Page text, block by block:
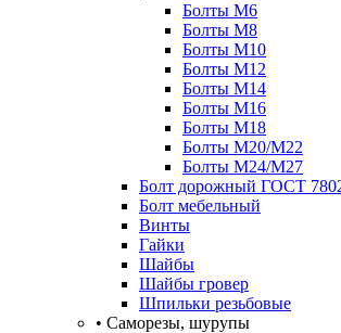
Болты М6
Болты М8
Болты М10
Болты М12
Болты М14
Болты М16
Болты М18
Болты М20/M22
Болты М24/М27
Болт дорожный ГОСТ
Болт мебельный
Винты
Гайки
Шайбы
Шайбы гровер
Шпильки резьбовые
• Саморезы, шурупы